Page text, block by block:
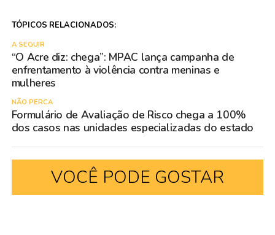
TÓPICOS RELACIONADOS:
A SEGUIR
“O Acre diz: chega”: MPAC lança campanha de
enfrentamento à violência contra meninas e
mulheres
NÃO PERCA
Formulário de Avaliação de Risco chega a 100%
dos casos nas unidades especializadas do estado
VOCÊ PODE GOSTAR